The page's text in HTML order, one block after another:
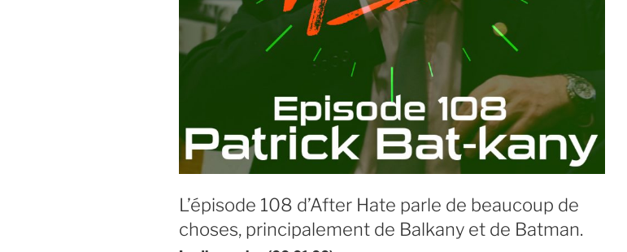
L’épisode 108 d’After Hate parle de beaucoup de
choses, principalement de Balkany et de Batman.